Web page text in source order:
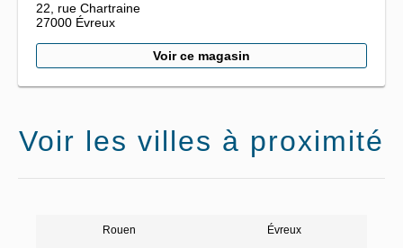
22, rue Chartraine
27000 Évreux
Voir ce magasin
Voir les villes à proximité
Rouen Évreux